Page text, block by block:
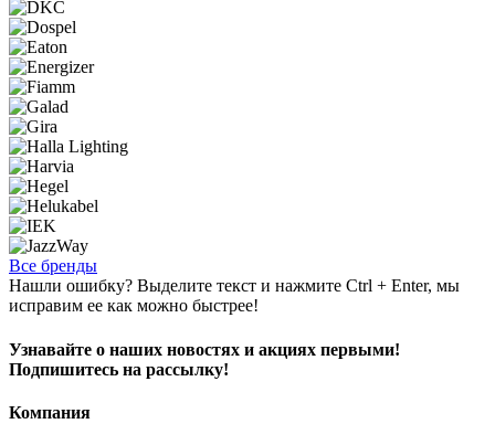
Все бренды
Нашли ошибку? Выделите текст и нажмите Ctrl + Enter, мы
исправим ее как можно быстрее!
Узнавайте о наших новостях и акциях первыми!
Подпишитесь на рассылку!
Компания